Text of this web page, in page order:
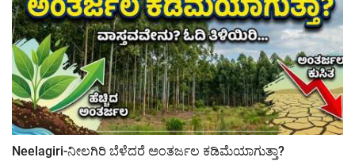
Neelagiri-ನೀಲಗಿರಿ ಬೆಳೆದರೆ ಅಂತರ್ಜಲ ಕಡಿಮೆಯಾಗುತ್ತಾ?